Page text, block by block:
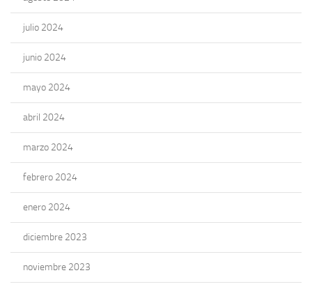
julio 2024
junio 2024
mayo 2024
abril 2024
marzo 2024
febrero 2024
enero 2024
diciembre 2023
noviembre 2023